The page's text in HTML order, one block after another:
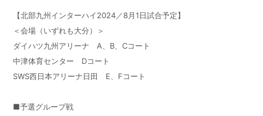
【北部九州インターハイ2024／8月1日試合予定】
＜会場（いずれも大分）＞
ダイハツ九州アリーナ A、B、Cコート
中津体育センター Dコート
SWS西日本アリーナ日田 E、Fコート
■予選グループ戦